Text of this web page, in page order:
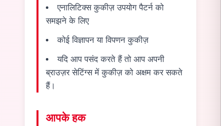
एनालिटिक्स कुकीज़ उपयोग पैटर्न को
समझने के लिए
कोई विज्ञापन या विपणन कुकीज़
यदि आप पसंद करते हैं तो आप अपनी
ब्राउज़र सेटिंग्स में कुकीज़ को अक्षम कर सकते
हैं।
आपके हक